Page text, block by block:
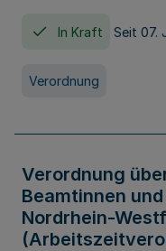
In Kraft Seit 07.
Verordnung
Verordnung
Beamtinnen
Nordrhein-